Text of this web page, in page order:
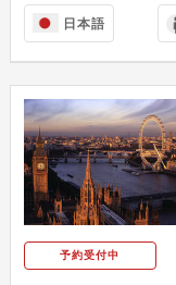
日本語
予約受付中